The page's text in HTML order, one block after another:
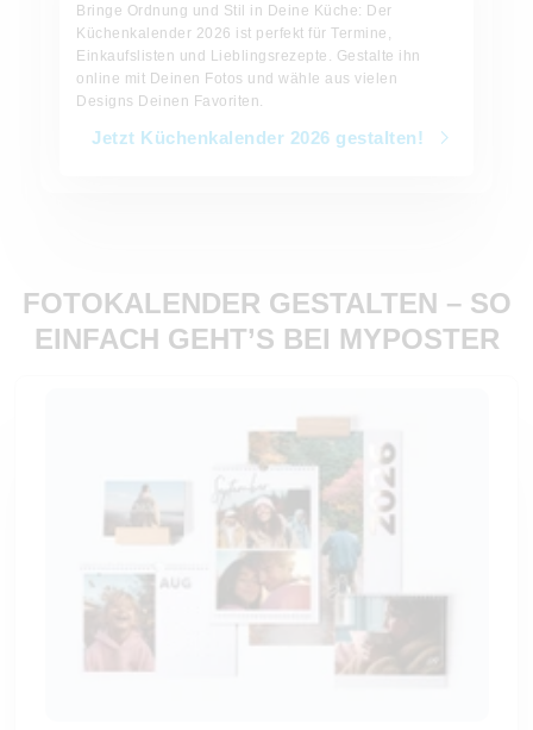
Bringe Ordnung und Stil in Deine Küche: Der
Küchenkalender 2026 ist perfekt für Termine,
Einkaufslisten und Lieblingsrezepte. Gestalte ihn
online mit Deinen Fotos und wähle aus vielen
Designs Deinen Favoriten.
Jetzt Küchenkalender 2026 gestalten!
FOTOKALENDER GESTALTEN – SO
EINFACH GEHT’S BEI MYPOSTER